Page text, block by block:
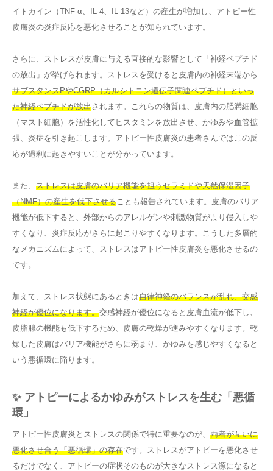
イトカイン（TNF-α、IL-4、IL-13など）の産生が増加し、アトピー性
皮膚炎の炎症反応を悪化させることが知られています。
さらに、ストレスが皮膚に与える直接的な影響として「神経ペプチド
の放出」が挙げられます。ストレスを受けると皮膚内の神経末端から
サブスタンスPやCGRP（カルシトニン遺伝子関連ペプチド）といっ
た神経ペプチドが放出されます。これらの物質は、皮膚内の肥満細胞
（マスト細胞）を活性化してヒスタミンを放出させ、かゆみや血管拡
張、炎症を引き起こします。アトピー性皮膚炎の患者さんではこの反
応が過剰に起きやすいことが分かっています。
また、 ストレスは皮膚のバリア機能を担うセラミドや天然保湿因子
（NMF）の産生を低下させる ことも報告されています。皮膚のバリア
機能が低下すると、外部からのアレルゲンや刺激物質がより侵入しや
すくなり、炎症反応がさらに起こりやすくなります。こうした多層的
なメカニズムによって、ストレスはアトピー性皮膚炎を悪化させるの
です。
加えて、ストレス状態にあるときは自律神経のバランスが乱れ、交感
神経が優位になります。交感神経が優位になると皮膚血流が低下し、
皮脂腺の機能も低下するため、皮膚の乾燥が進みやすくなります。乾
燥した皮膚はバリア機能がさらに弱まり、かゆみを感じやすくなると
いう悪循環に陥ります。
✨ アトピーによるかゆみがストレスを生む「悪循
環」
アトピー性皮膚炎とストレスの関係で特に重要なのが、 両者が互いに
悪化させ合う「悪循環」の存在です。ストレスがアトピーを悪化させ
るだけでなく、アトピーの症状そのものが大きなストレス源になると